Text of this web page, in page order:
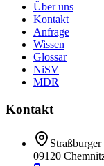
Über uns
Kontakt
Anfrage
Wissen
Glossar
NiSV
MDR
Kontakt
Straßburger
09120